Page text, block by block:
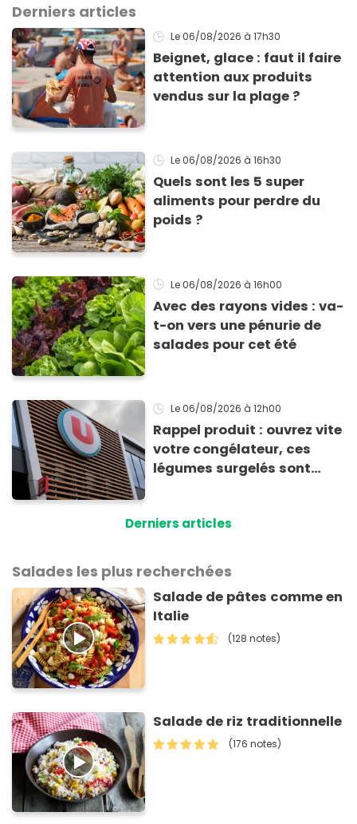
Derniers articles
Le 06/08/2026 à 17h30
Beignet, glace : faut il faire
attention aux produits
vendus sur la plage ?
Le 06/08/2026 à 16h30
Quels sont les 5 super
aliments pour perdre du
poids ?
Le 06/08/2026 à 16h00
Avec des rayons vides : va-
t-on vers une pénurie de
salades pour cet été
Le 06/08/2026 à 12h00
Rappel produit : ouvrez vite
votre congélateur, ces
légumes surgelés sont
Derniers articles
Salades les plus recherchées
Salade de pâtes comme en
Italie
(128 notes)
Salade de riz traditionnelle
(176 notes)